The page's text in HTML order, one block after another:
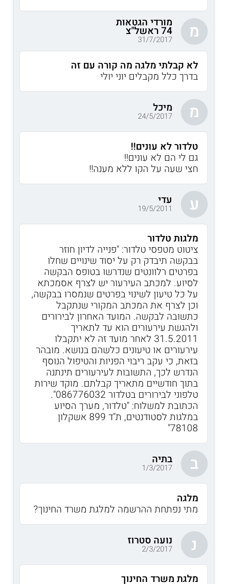
מ מורדי הגטאות
74 ראשל"צ
31/7/2017
לא קבלתי מלגה מה קורה עם זה
בדרך כלל מקבלים יוני יולי
מ מיכל
24/5/2017
טלדור לא עונים!!
גם לי הם לא עונים!!
חצי שעה על הקו ללא מענה!!
ע עדי
19/5/2011
מלגות טלדור
ציטוט מטפסי טלדור: "פנייה לדיון חוזר
בבקשה תיבדק רק על יסוד שינויים שחלו
בפרטים רלוונטים שנדרשו בטופס הבקשה
לסיוע. למכתב העירעור יש לצרף אסמכתא
על כל טיעון לשינוי בפרטים שנמסרו בבקשה,
וכן לצרף את המכתב המקורי שנתקבל
כתשובה לבקשה. המועד האחרון לבירורים
ולהגשת עירעורים הוא עד לתאריך
31.5.2011 לאחר מועד זה לא יתקבלו
עירעורים או טיעונים כלשהם בנושא. מובהר
בזאת, כי עקב ריבוי הפניות והטיפול הנוסף
הנדרש לכך, התשובות לעירעורים תינתנה
בתוך חודשיים מתאריך קבלתם. מוקד שירות
טלפוני לבירורים בטלדור 086776032".
הכתובת למשלוח: "טלדור, מערך הסיוע
במלגות לסטודנטים, ת"ד 899 אשקלון
78108"
ב בתיה
1/3/2017
מלגה
מתי נפתחת ההרשמה למלגת משרד החינוך?
נ נועה סטרוז
2/3/2017
מלגת משרד החינוך